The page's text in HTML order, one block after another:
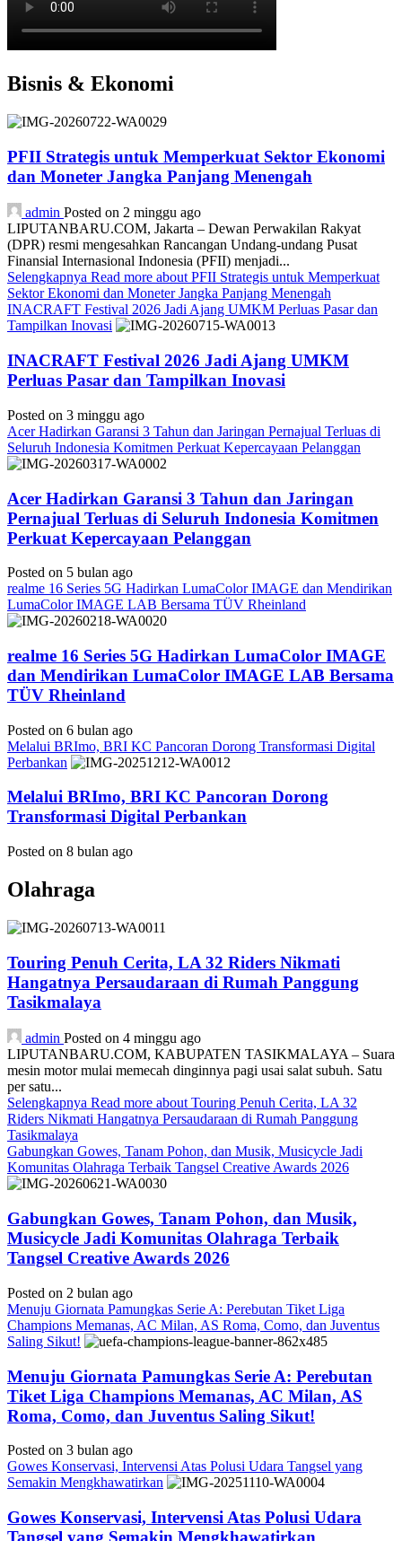
Bisnis & Ekonomi
PFII Strategis untuk Memperkuat Sektor Ekonomi
dan Moneter Jangka Panjang Menengah
admin Posted on 2 minggu ago
LIPUTANBARU.COM, Jakarta – Dewan Perwakilan Rakyat
(DPR) resmi mengesahkan Rancangan Undang-undang Pusat
Finansial Internasional Indonesia (PFII) menjadi...
Selengkapnya Read more about PFII Strategis untuk Memperkuat
Sektor Ekonomi dan Moneter Jangka Panjang Menengah
INACRAFT Festival 2026 Jadi Ajang UMKM Perluas Pasar dan
Tampilkan Inovasi
INACRAFT Festival 2026 Jadi Ajang UMKM
Perluas Pasar dan Tampilkan Inovasi
Posted on 3 minggu ago
Acer Hadirkan Garansi 3 Tahun dan Jaringan Pernajual Terluas di
Seluruh Indonesia Komitmen Perkuat Kepercayaan Pelanggan
Acer Hadirkan Garansi 3 Tahun dan Jaringan
Pernajual Terluas di Seluruh Indonesia Komitmen
Perkuat Kepercayaan Pelanggan
Posted on 5 bulan ago
realme 16 Series 5G Hadirkan LumaColor IMAGE dan Mendirikan
LumaColor IMAGE LAB Bersama TÜV Rheinland
realme 16 Series 5G Hadirkan LumaColor IMAGE
dan Mendirikan LumaColor IMAGE LAB Bersama
TÜV Rheinland
Posted on 6 bulan ago
Melalui BRImo, BRI KC Pancoran Dorong Transformasi Digital
Perbankan
Melalui BRImo, BRI KC Pancoran Dorong
Transformasi Digital Perbankan
Posted on 8 bulan ago
Olahraga
Touring Penuh Cerita, LA 32 Riders Nikmati
Hangatnya Persaudaraan di Rumah Panggung
Tasikmalaya
admin Posted on 4 minggu ago
LIPUTANBARU.COM, KABUPATEN TASIKMALAYA – Suara
mesin motor mulai memecah dinginnya pagi usai salat subuh. Satu
per satu...
Selengkapnya Read more about Touring Penuh Cerita, LA 32
Riders Nikmati Hangatnya Persaudaraan di Rumah Panggung
Tasikmalaya
Gabungkan Gowes, Tanam Pohon, dan Musik, Musicycle Jadi
Komunitas Olahraga Terbaik Tangsel Creative Awards 2026
Gabungkan Gowes, Tanam Pohon, dan Musik,
Musicycle Jadi Komunitas Olahraga Terbaik
Tangsel Creative Awards 2026
Posted on 2 bulan ago
Menuju Giornata Pamungkas Serie A: Perebutan Tiket Liga
Champions Memanas, AC Milan, AS Roma, Como, dan Juventus
Saling Sikut!
Menuju Giornata Pamungkas Serie A: Perebutan
Tiket Liga Champions Memanas, AC Milan, AS
Roma, Como, dan Juventus Saling Sikut!
Posted on 3 bulan ago
Gowes Konservasi, Intervensi Atas Polusi Udara Tangsel yang
Semakin Mengkhawatirkan
Gowes Konservasi, Intervensi Atas Polusi Udara
Tangsel yang Semakin Mengkhawatirkan